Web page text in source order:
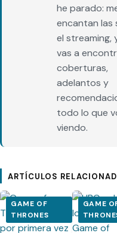
he parado:
encantan las
el streaming,
vas a
coberturas,
adelantos y
todo lo que
viendo.
ARTÍCULOS
GAME OF
THRONES
GAME